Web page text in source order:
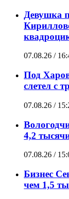
Девушка
07.08.26 /
Под
слетел с
07.08.26 /
4,2
07.08.26 /
Бизнес
чем 1,5